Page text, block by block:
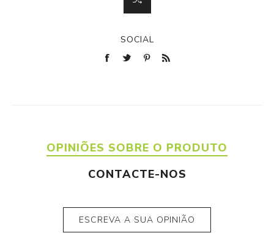
SOCIAL
OPINIÕES SOBRE O PRODUTO
CONTACTE-NOS
ESCREVA A SUA OPINIÃO